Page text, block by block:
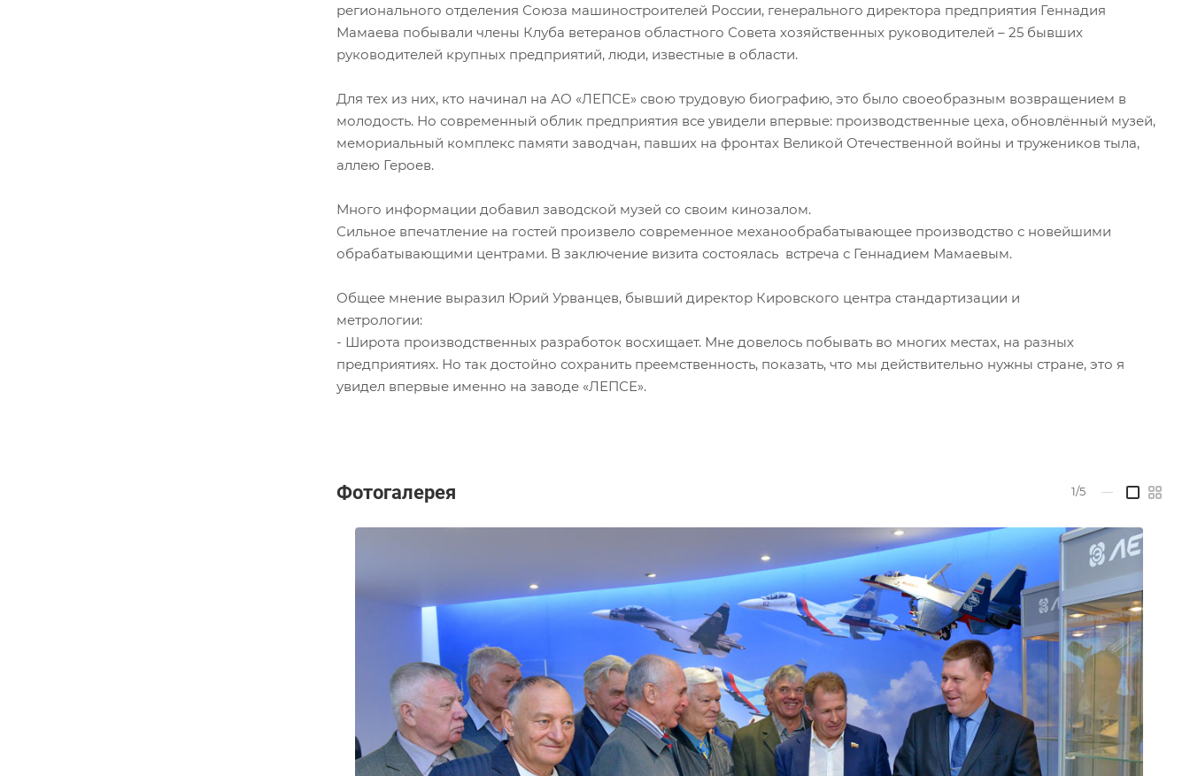
регионального отделения Союза машиностроителей России, генерального директора предприятия Геннадия
Мамаева побывали члены Клуба ветеранов областного Совета хозяйственных руководителей – 25 бывших
руководителей крупных предприятий, люди, известные в области.
Для тех из них, кто начинал на АО «ЛЕПСЕ» свою трудовую биографию, это было своеобразным возвращением в
молодость. Но современный облик предприятия все увидели впервые: производственные цеха, обновлённый музей,
мемориальный комплекс памяти заводчан, павших на фронтах Великой Отечественной войны и тружеников тыла,
аллею Героев.
Много информации добавил заводской музей со своим кинозалом.
Сильное впечатление на гостей произвело современное механообрабатывающее производство с новейшими
обрабатывающими центрами. В заключение визита состоялась встреча с Геннадием Мамаевым.
Общее мнение выразил Юрий Урванцев, бывший директор Кировского центра стандартизации и
метрологии:
- Широта производственных разработок восхищает. Мне довелось побывать во многих местах, на разных
предприятиях. Но так достойно сохранить преемственность, показать, что мы действительно нужны стране, это я
увидел впервые именно на заводе «ЛЕПСЕ».
Фотогалерея 1/5 —